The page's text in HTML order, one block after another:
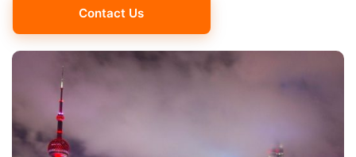
Contact Us